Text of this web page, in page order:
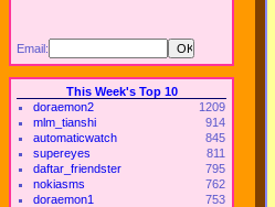
Email:
This Week's Top 10
doraemon2
1209
mlm_tianshi
914
automaticwatch
845
supereyes
811
daftar_friendster
795
nokiasms
762
doraemon1
753